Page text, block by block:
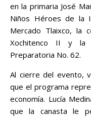
en la primaria José
Niños Héroes de la
Mercado Tlaixco, la
Xochitenco II y la
Preparatoria No. 62.
Al cierre del evento,
que el programa
economía. Lucía
que la canasta le